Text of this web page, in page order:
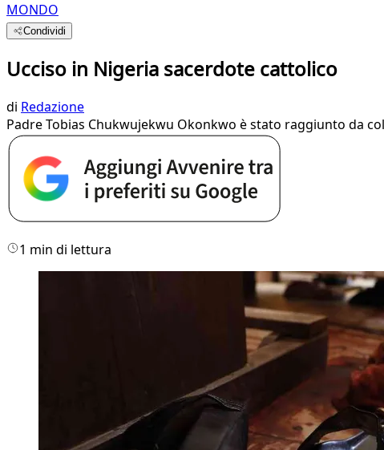
MONDO
Condividi
Ucciso in Nigeria sacerdote cattolico
di Redazione
Padre Tobias Chukwujekwu Okonkwo è stato raggiunto da
1 min di lettura